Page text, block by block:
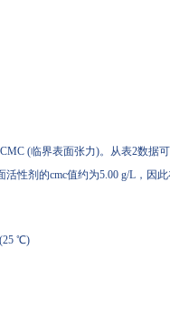
(临界表面张力)。从表2数据可
性剂的cmc值约为5.00 g/L，因
℃)